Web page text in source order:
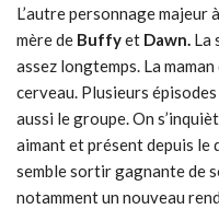
L’autre personnage majeur
mère de Buffyet Dawn. La
assez longtemps. La
cerveau. Plusieurs
aussi le groupe. On
aimant et présent depuis le
semble sortir gagnante de
notamment un nouveau